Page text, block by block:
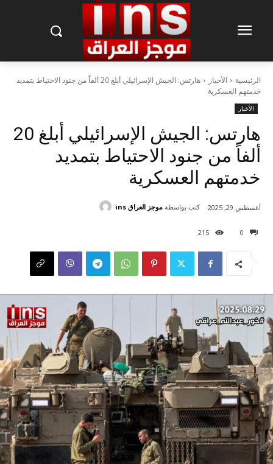
الرئيسية الأخبار
هارتس: الجيش الإسرائيلي أبلغ 20 ألفاً من جنود الاحتياط بتمديد
خدمتهم العسكرية
الأخبار
هارتس: الجيش الإسرائيلي أبلغ 20
ألفاً من جنود الاحتياط بتمديد
خدمتهم العسكرية
0
215
أغسطس 29, 2025 كتب بواسطة موجز العراق ins